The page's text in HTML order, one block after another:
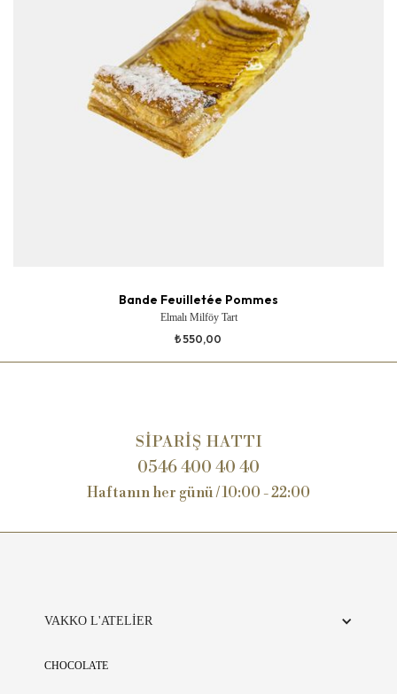
Bande Feuilletée Pommes
Elmalı Milföy Tart
₺ 550,00
SİPARİŞ HATTI
0546 400 40 40
Haftanın her günü / 10:00 - 22:00
VAKKO L'ATELİER
CHOCOLATE